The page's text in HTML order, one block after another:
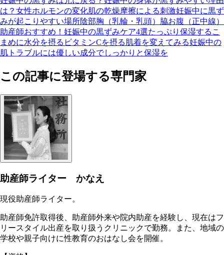
は？ 女性ホルモンの変化肌の乾燥摩擦による刺激妊娠中に黒ず
みが起こりやすい場所陰部胸（乳輪・乳頭） 脇お腹（正中線）
助産師おすすめ！妊娠中の黒ずみケア4選たっぷり保湿する こ
まめに水分を摂る ビタミンCを摂る肌着を変えてみる妊娠中の
肌トラブルには優しい成分でしっかりと保湿を
この記事に登場する専門家
助産師ライター かなえ
現役助産師ライター。
助産師免許取得後、助産師外来や院内助産を経験し、現在はフ
リースタイル出産を取り扱うクリニックで勤務。また、地域の
学校や親子向けに性教育のおはなし会を開催。